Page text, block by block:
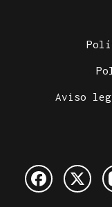
Aviso